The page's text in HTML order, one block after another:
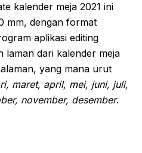
kalender meja 2021 ini
mm, dengan format
aplikasi editing
laman dari kalender meja
yang mana urut
maret, april, mei, juni, juli,
november, desember.